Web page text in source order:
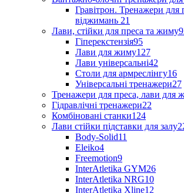
Гравітрон. Тренажери для
віджимань 21
Лави, стійки для преса та жиму
Гіперекстензія95
Лави для жиму127
Лави універсальні42
Столи для армреслінгу16
Універсальні тренажери27
Тренажери для преса, лави для
Гідравлічні тренажери22
Комбіновані станки124
Лави стійки підставки для залу
Body-Solid11
Eleiko4
Freemotion9
InterAtletika GYM26
InterAtletika NRG10
InterAtletika Xline12